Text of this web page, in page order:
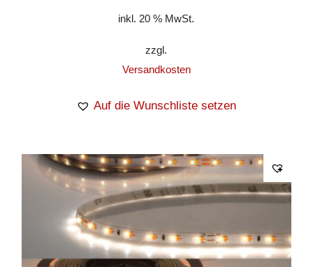
inkl. 20 % MwSt.
zzgl.
Versandkosten
Auf die Wunschliste setzen